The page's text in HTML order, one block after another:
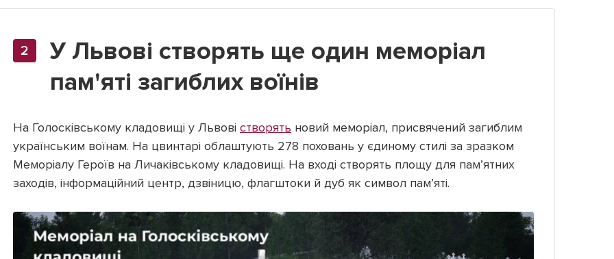
У Львові створять ще один меморіал
пам'яті загиблих воїнів
На Голосківському кладовищі у Львові створять новий меморіал, присвячений загиблим
українським воїнам. На цвинтарі облаштують 278 поховань у єдиному стилі за зразком
Меморіалу Героїв на Личаківському кладовищі. На вході створять площу для пам’ятних
заходів, інформаційний центр, дзвіницю, флагштоки й дуб як символ пам’яті.